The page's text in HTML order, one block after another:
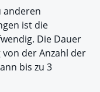
anderen
ist die
Die Dauer
der Anzahl der
bis zu 3